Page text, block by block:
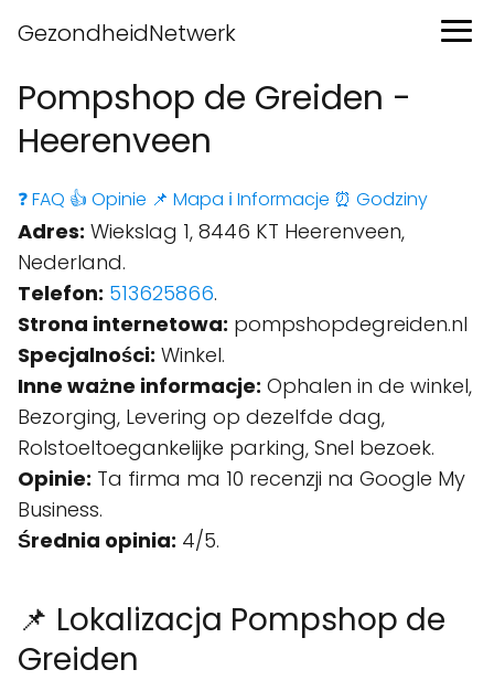
GezondheidNetwerk
Pompshop de Greiden -
Heerenveen
❓ FAQ 👍 Opinie 📌 Mapa ℹ️ Informacje ⏰ Godziny
Adres: Wiekslag 1, 8446 KT Heerenveen,
Nederland.
Telefon: 513625866.
Strona internetowa: pompshopdegreiden.nl
Specjalności: Winkel.
Inne ważne informacje: Ophalen in de winkel,
Bezorging, Levering op dezelfde dag,
Rolstoeltoegankelijke parking, Snel bezoek.
Opinie: Ta firma ma 10 recenzji na Google My
Business.
Średnia opinia: 4/5.
📌 Lokalizacja Pompshop de
Greiden